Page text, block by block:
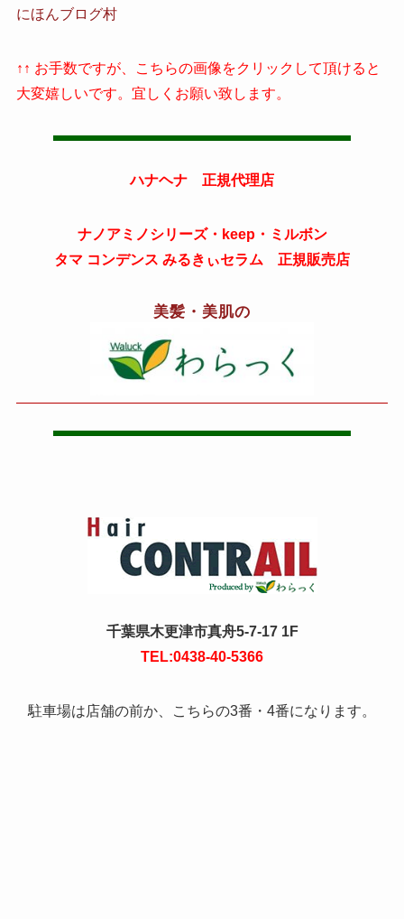
にほんブログ村
↑↑ お手数ですが、こちらの画像をクリックして頂けると
大変嬉しいです。宜しくお願い致します。
ハナヘナ 正規代理店
ナノアミノシリーズ・keep・ミルボン
タマ コンデンス みるきぃセラム 正規販売店
美髪・美肌の
千葉県木更津市真舟5-7-17 1F
TEL:0438-40-5366
駐車場は店舗の前か、こちらの3番・4番になります。